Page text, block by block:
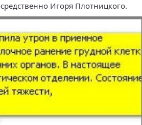
Игоря Плотницкого.